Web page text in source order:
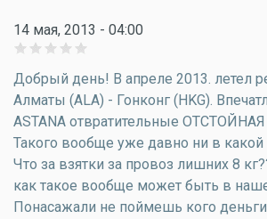
14 мая, 2013 - 04:00
Добрый день! В апреле 2013. летел
Алматы (ALA) - Гонконг (HKG).
ASTANA отвратительные
Такого вообще уже давно ни в какой
Что за взятки за провоз лишних 8
как такое вообще может быть в
Понасажали не поймешь кого